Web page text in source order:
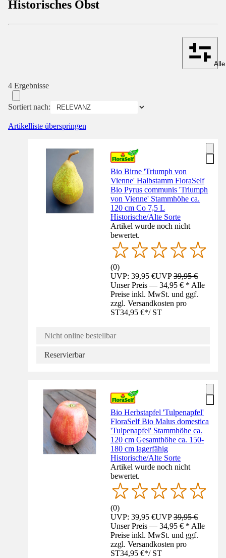
Historisches Obst
4 Ergebnisse
Sortiert nach:
Artikelliste überspringen
Bio Birne 'Triumph von
Vienne' Halbstamm FloraSelf
Bio Pyrus communis 'Triumph
von Vienne' Stammhöhe ca.
120 cm Co 7,5 L
Historische/Alte Sorte
Artikel wurde noch nicht
bewertet.
(0)
UVP: 39,95 €UVP39,95 €
Unser Preis — 34,95 € * Alle
Preise inkl. MwSt. und ggf.
zzgl. Versandkosten pro
ST34,95 €*/ ST
Nicht online bestellbar
Reservierbar
Bio Herbstapfel 'Tulpenapfel'
FloraSelf Bio Malus domestica
'Tulpenapfel' Stammhöhe ca.
120 cm Gesamthöhe ca. 150-
180 cm lagerfähig
Historische/Alte Sorte
Artikel wurde noch nicht
bewertet.
(0)
UVP: 39,95 €UVP39,95 €
Unser Preis — 34,95 € * Alle
Preise inkl. MwSt. und ggf.
zzgl. Versandkosten pro
ST34,95 €*/ ST